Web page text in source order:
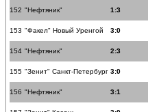
152 "Нефтяник" 1:3
153 "Факел" Новый Уренгой 3:0
154 "Нефтяник" 2:3
155 "Зенит" Санкт-Петербург 3:0
156 "Нефтяник" 3:1